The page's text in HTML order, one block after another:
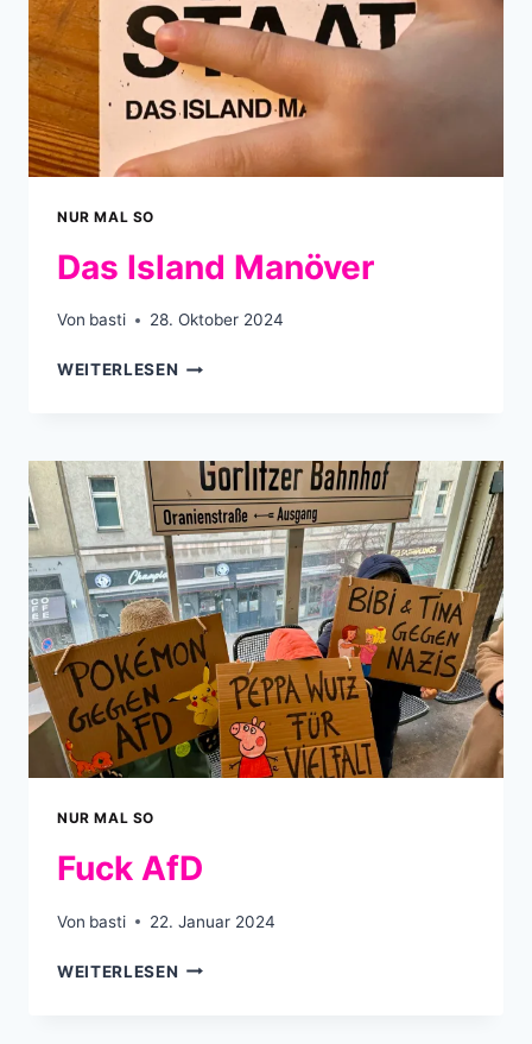
NUR MAL SO
Das Island Manöver
Von basti 28. Oktober 2024
WEITERLESEN DAS
NUR MAL SO
Fuck AfD
Von basti 22. Januar 2024
WEITERLESEN FUCK